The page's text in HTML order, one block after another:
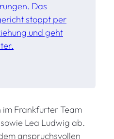
Das
stoppt per
und geht
im Frankfurter Team
Lea Ludwig ab.
anspruchsvollen